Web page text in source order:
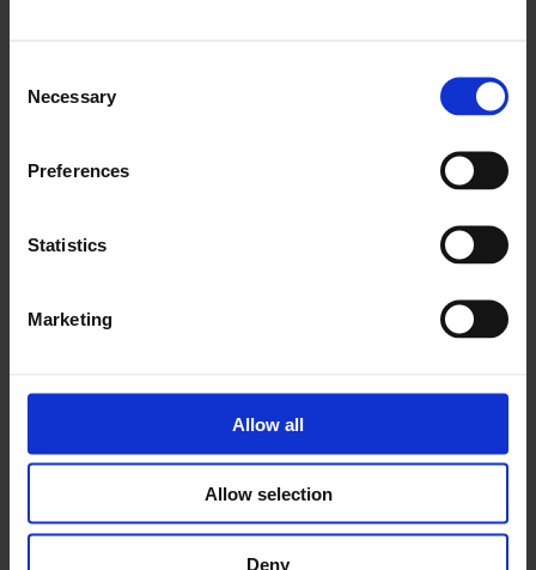
Selection
Necessary
Preferences
Statistics
Marketing
Allow all
Allow selection
Deny
producen los resultados deseados. La resolución de